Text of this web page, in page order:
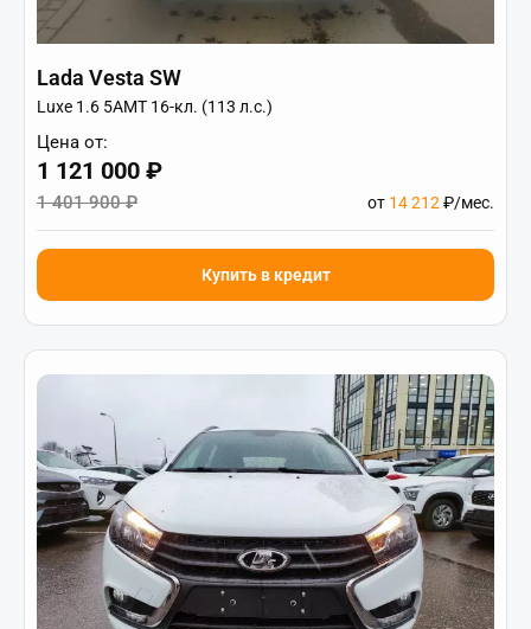
Lada Vesta SW
Luxe 1.6 5AMT 16-кл. (113 л.с.)
Цена от:
1 121 000 ₽
1 401 900 ₽ от 14 212₽/мес.
Купить в кредит